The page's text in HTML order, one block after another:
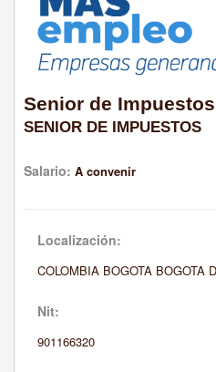
Senior de Impuestos
SENIOR DE IMPUESTOS
Salario: A convenir
Localización:
COLOMBIA BOGOTA BOGOTA
Nit:
901166320